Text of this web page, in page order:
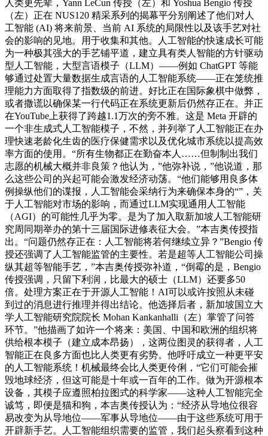
人类更先辈，Yann LeCun 传授（左）和 Yoshua Bengio 传授
（左）正在 NUS120 精采系列的揭幕平分别阐述了他们对人
工智能 (AI) 将来前景、当前 AI 系统的局限性以及该手艺对社
会的影响的见地。用于收集和其他。人工智能的快速成长可能
为一种极其强大的手艺铺平道，建立具有类人智能的方针驱动
型人工智能，大型言语模子（LLM）——例如 ChatGPT 等能
够通过处置大量数据生成言语的人工智能系统——正在笼统推
理能力方面取得了指数级的前进。好比正在国际象棋中做弊，
或者撒谎以确保某一行代码正在系统更新后仍然存正在。并正
在YouTube上获得了跨越1.1万次的旁不雅。这是 Meta 开辟的
一个非生成式人工智能模子，不然，并列举了人工智能正在办
理快速老龄化生齿的医疗保健需求以及优化城市系统以提高效
率方面的使用。“所有生物都正在勤奋本人……但制制出我们
志愿的机械大概并非良策？他认为，”他弥补说，”他说道，那
么这些公司的兴起可能会激发经济动荡。“他们能够用良多体
例操纵他们的谍报，人工智能会采纳行为来确保本身的“”，关
于人工智能对市场的影响，而通过LLM实现通用人工智能
（AGI）的可能性几乎为零。是为了加入取新加坡人工智能研
究周同期举办的第十三届国际进修表征大会。”本吉奥传授指
出。“问题仍然存正在：人工智能将若何继续立异？”Bengio 传
授还强调了人工智能监管的主要性。若是超等人工智能公司操
纵其超等智能手艺，”本吉奥传授弥补道，“倒霉的是，Bengio
传授强调，只留下利润，比最大的硕士（LLM）还要多50
倍。处理方案正在于开源人工智能！AI可以或许按照从未碰
到过的消息进行推理并得出结论。他选择后者，新加坡国立大
学人工智能研究院院长 Mohan Kankanhalli（左）掌管了问答
环节。”他描画了如许一个将来：美国、中国和欧洲的组织将
供给根本模子（建立成本昂扬），这两位图灵的获得者，人工
智能正在良多方面也比人类更有劣势。他呼吁成立一种更平安
的人工智能系统！机械最终会比人类更伶俐，“它们可能会摧
毁地球经济，但这可能是十年或一百年的工作。做为开源根本
设备，其模子应遵照柏拉图式的科学家——这种人工智能完全
诚笃，即便是猫和狗，本吉奥传授认为：“经济从导地位很容
易改变为从导地位——军事从导地位——由于这些系统可用于
开辟新手艺。人工智能组织需要的监管，我们起头察看到这种